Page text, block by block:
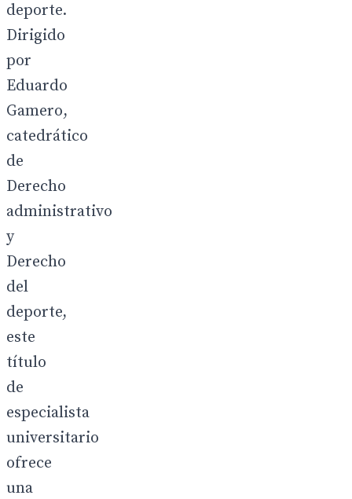
deporte.
Dirigido
por
Eduardo
Gamero,
catedrático
de
Derecho
administrativo
y
Derecho
del
deporte,
este
título
de
especialista
universitario
ofrece
una